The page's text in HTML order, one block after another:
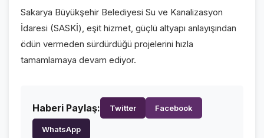
GALERİLER
VİDEO GALERİ
HAKKIMIZDA
Sakarya Büyükşehir Belediyesi Su ve Kanalizasyon
İdaresi (SASKİ), eşit hizmet, güçlü altyapı anlayışından
ödün vermeden sürdürdüğü projelerini hızla
tamamlamaya devam ediyor.
Haberi Paylaş: Twitter Facebook
WhatsApp